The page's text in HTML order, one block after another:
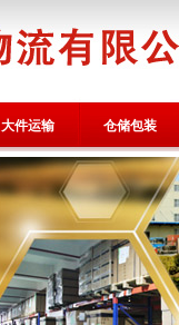
大件运输 仓储包装